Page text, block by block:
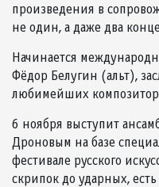
произведения в
не один, а даже два
Начинается
Фёдор Белугин (альт),
любимейших
6 ноября выступит
Дроновым на базе
фестивале русского
скрипок до ударных,